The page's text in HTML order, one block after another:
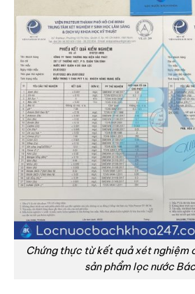
Chứng thực từ kết quả xét nghiệm
sản phẩm lọc nước